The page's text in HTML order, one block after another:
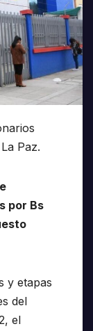
Paz.
por Bs
y etapas
del
el